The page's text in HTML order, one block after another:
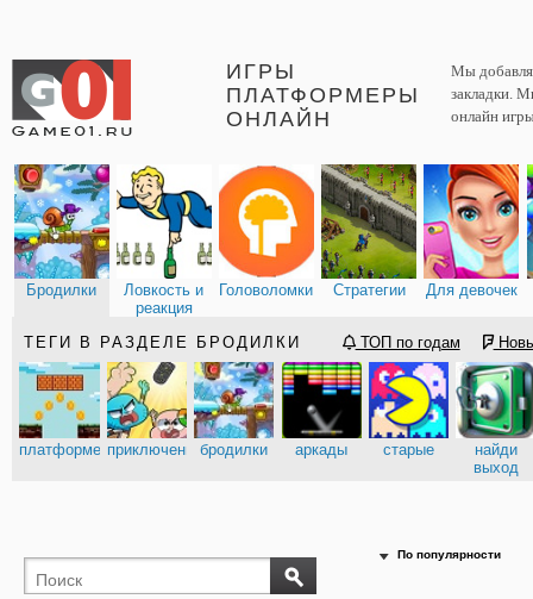
ИГРЫ
ПЛАТФОРМЕРЫ
ОНЛАЙН
Мы
закладки.
онлайн
Бродилки
Ловкость и
реакция
Головоломки Стратегии Для девочек
ТЕГИ В РАЗДЕЛЕ БРОДИЛКИ ТОП по годам
платформерыприключениябродилки аркады старые
найди
выход
По популярности